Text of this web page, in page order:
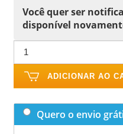
Você quer ser
disponível
ADICIONAR AO
Quero o envio